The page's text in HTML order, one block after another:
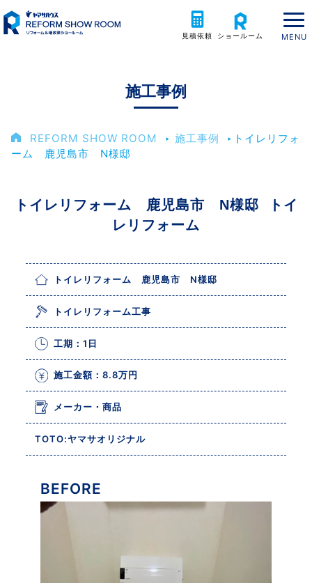
見積依頼 ショールーム
施工事例
REFORM SHOW ROOM ‣ 施工事例 ‣ トイレリフォ
ーム 鹿児島市 N様邸
トイレリフォーム 鹿児島市 N様邸 トイ
レリフォーム
トイレリフォーム 鹿児島市 N様邸
トイレリフォーム工事
工期：1日
施工金額：8.8万円
メーカー・商品
TOTO:ヤマサオリジナル
BEFORE